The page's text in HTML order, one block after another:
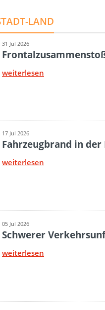
LAND
31 Jul 2026
weiterlesen
17 Jul 2026
Fahrzeugbrand in
weiterlesen
05 Jul 2026
Schwerer
weiterlesen